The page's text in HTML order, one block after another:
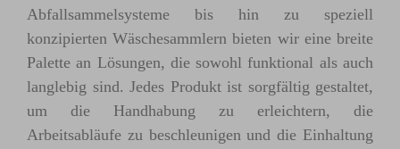
Abfallsammelsysteme bis hin zu speziell
konzipierten Wäschesammlern bieten wir eine breite
Palette an Lösungen, die sowohl funktional als auch
langlebig sind. Jedes Produkt ist sorgfältig gestaltet,
um die Handhabung zu erleichtern, die
Arbeitsabläufe zu beschleunigen und die Einhaltung